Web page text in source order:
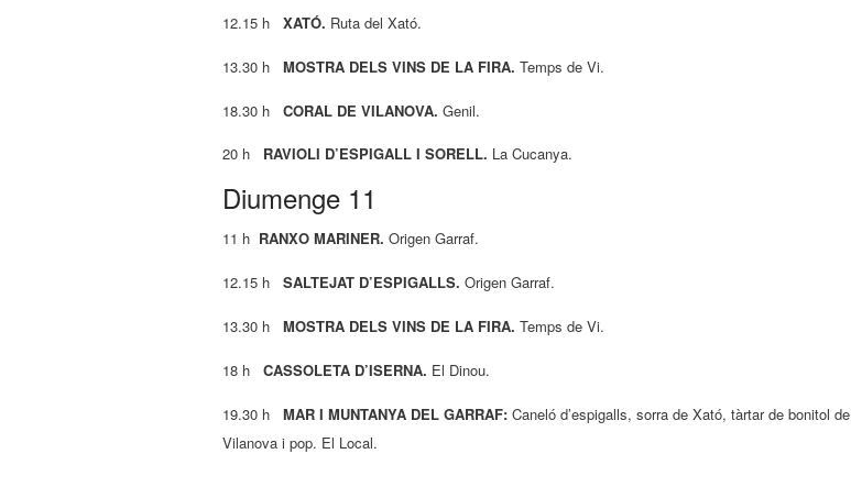
12.15 h XATÓ. Ruta del Xató.
13.30 h MOSTRA DELS VINS DE LA FIRA. Temps de Vi.
18.30 h CORAL DE VILANOVA. Genil.
20 h RAVIOLI D’ESPIGALL I SORELL. La Cucanya.
Diumenge 11
11 h RANXO MARINER. Origen Garraf.
12.15 h SALTEJAT D’ESPIGALLS. Origen Garraf.
13.30 h MOSTRA DELS VINS DE LA FIRA. Temps de Vi.
18 h CASSOLETA D’ISERNA. El Dinou.
19.30 h MAR I MUNTANYA DEL GARRAF: Caneló d’espigalls, sorra de Xató, tàrtar de bonitol de
Vilanova i pop. El Local.